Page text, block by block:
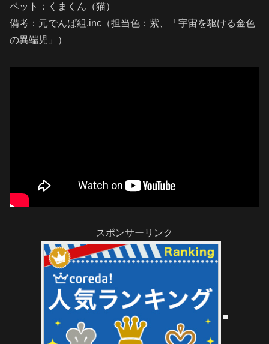
ペット：くまくん（猫）
備考：元でんぱ組.inc（担当色：紫、「宇宙を駆ける金色
の異端児」）
スポンサーリンク